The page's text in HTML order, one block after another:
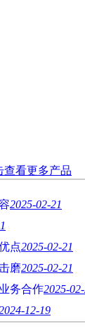
查看更多产品
2025-02-21
点2025-02-21
磨2025-02-21
务合作2025-
12-19